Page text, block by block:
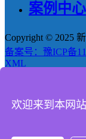
案例中心
Copyright © 2025
备案号：豫ICP备
XML
产品
新闻
欢迎来到本网